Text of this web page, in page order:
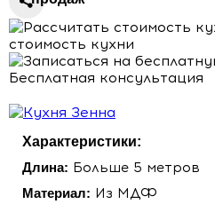
стоимость кухни
Бесплатная консультация
Характеристики:
Длина: Больше 5 метров
Материал: Из МДФ